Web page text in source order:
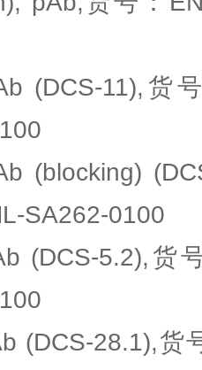
(DCS-11),货
(blocking)
SA262-0100
(DCS-5.2),货
(DCS-28.1),货